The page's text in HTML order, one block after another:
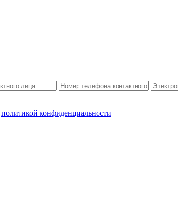
политикой конфиденциальности